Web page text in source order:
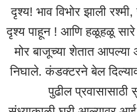
दृश्य! भाव विभोर झाली रश्मी,
दृश्य पाहून ! आणि हळूहळू सारे
मोर बाजूच्या शेतात आपल्या
निघाले. कंडक्टरने बेल
पुढील